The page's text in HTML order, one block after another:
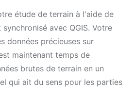
étude de terrain à l'aide de
avec QGIS. Votre
données précieuses sur
maintenant temps de
brutes de terrain en un
qui ait du sens pour les parties